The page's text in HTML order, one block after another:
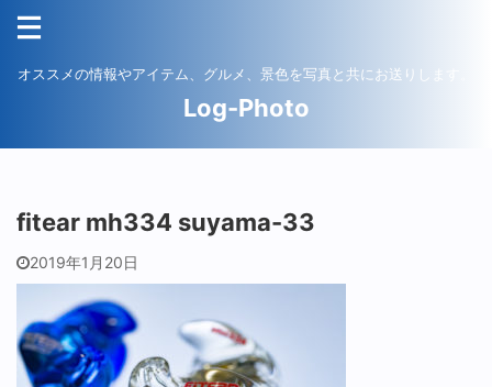
オススメの情報やアイテム、グルメ、景色を写真と共にお送りします。
Log-Photo
fitear mh334 suyama-33
2019年1月20日